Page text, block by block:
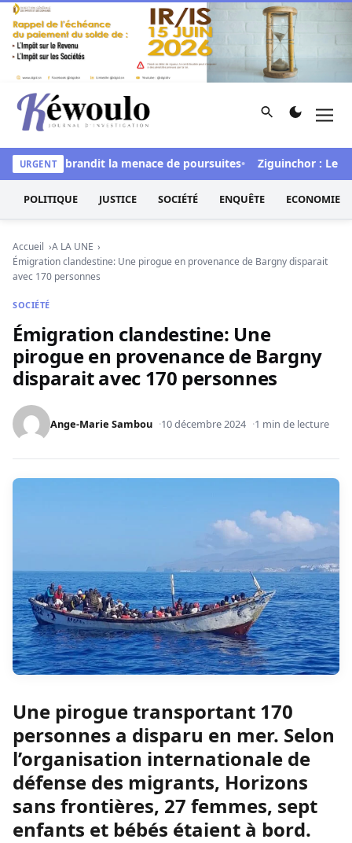
Aller au contenu
Kéwoulo, le premier site d'information et d'investigation
Rechercher
URGENT
» et brandit la menace de poursuites Ziguinchor : Le
POLITIQUE JUSTICE SOCIÉTÉ ENQUÊTE ECONOMIE
Accueil
A LA UNE
Émigration clandestine: Une pirogue en provenance de Bargny disparait
avec 170 personnes
SOCIÉTÉ
Émigration clandestine: Une
pirogue en provenance de Bargny
disparait avec 170 personnes
Ange-Marie Sambou 10 décembre 2024 1 min de lecture
Une pirogue transportant 170
personnes a disparu en mer. Selon
l’organisation internationale de
défense des migrants, Horizons
sans frontières, 27 femmes, sept
enfants et bébés étaient à bord.